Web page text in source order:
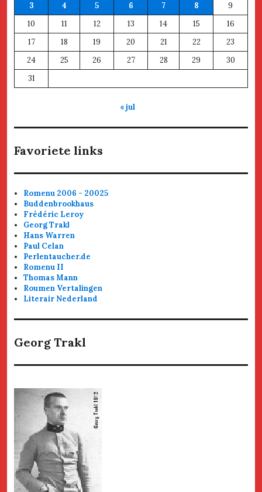
3
4 5 6 7 8
9
10
11 12 13 14 15
16
17
18 19 20 21 22
23
24
25 26 27 28 29
30
31
« jul
Favoriete links
Romenu 2006 - 20025
Buddenbrookhaus
Frédéric Leroy
Georg Trakl
Hans Warren
Paul Celan
Perlentaucher.de
Romenu II
Thomas Mann
Roumen Vertalingen
Literair Nederland
Georg Trakl